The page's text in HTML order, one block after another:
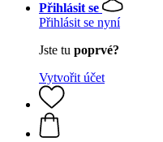
Přihlásit se
Přihlásit se nyní
Jste tu poprvé?
Vytvořit účet